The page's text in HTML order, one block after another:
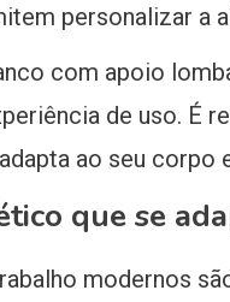
personalizar a
com apoio
de uso. É
ao seu corpo
que se
modernos